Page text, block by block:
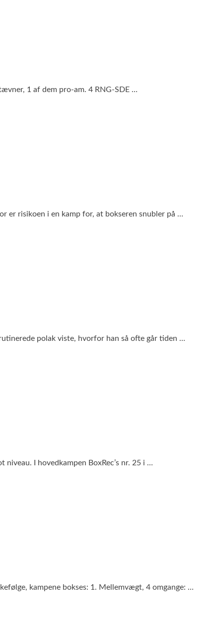
1 af dem pro-am. 4 RNG-SDE …
er risikoen i en kamp for, at bokseren snubler på …
polak viste, hvorfor han så ofte går tiden …
I hovedkampen BoxRec’s nr. 25 i …
kampene bokses: 1. Mellemvægt, 4 omgange: …